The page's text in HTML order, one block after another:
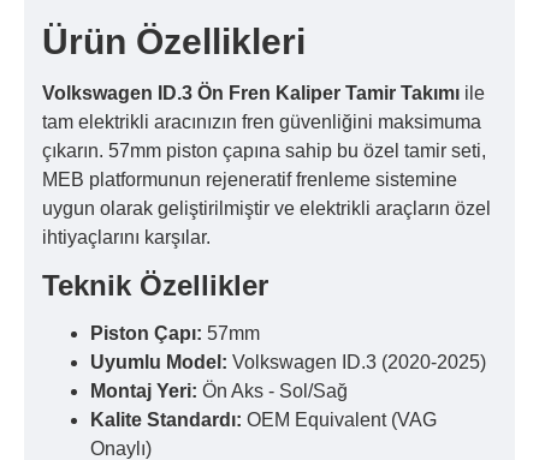
Ürün Özellikleri
Volkswagen ID.3 Ön Fren Kaliper Tamir Takımı ile
tam elektrikli aracınızın fren güvenliğini maksimuma
çıkarın. 57mm piston çapına sahip bu özel tamir seti,
MEB platformunun rejeneratif frenleme sistemine
uygun olarak geliştirilmiştir ve elektrikli araçların özel
ihtiyaçlarını karşılar.
Teknik Özellikler
Piston Çapı: 57mm
Uyumlu Model: Volkswagen ID.3 (2020-2025)
Montaj Yeri: Ön Aks - Sol/Sağ
Kalite Standardı: OEM Equivalent (VAG
Onaylı)